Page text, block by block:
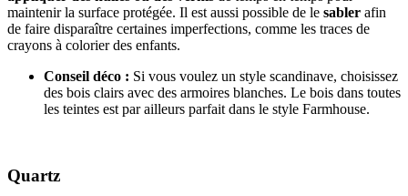
maintenir la surface protégée. Il est aussi possible de le sabler afin
de faire disparaître certaines imperfections, comme les traces de
crayons à colorier des enfants.
Conseil déco : Si vous voulez un style scandinave, choisissez
des bois clairs avec des armoires blanches. Le bois dans toutes
les teintes est par ailleurs parfait dans le style Farmhouse.
Quartz